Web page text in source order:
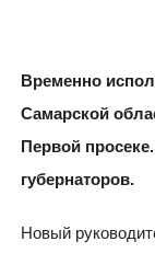
Временно
Самарской
Первой
губернаторов.
Новый